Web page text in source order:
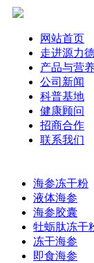
网站首页
走进源力
产品与营
公司新闻
科普基地
健康顾问
招商合作
联系我们
海参冻干粉
液体海参
海参胶囊
牡蛎肽冻干
冻干海参
即食海参